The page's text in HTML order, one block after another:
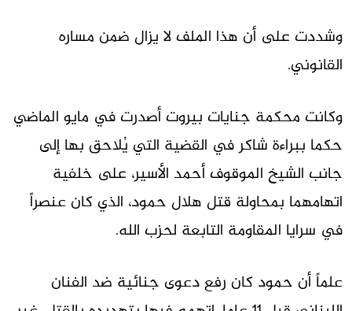
وشددت على أن هذا الملف لا يزال ضمن مساره
القانوني.
وكانت محكمة جنايات بيروت أصدرت في مايو الماضي
حكما ببراءة شاكر في القضية التي يُلاحق بها إلى
جانب الشيخ الموقوف أحمد الأسير، على خلفية
اتهامهما بمحاولة قتل هلال حمود، الذي كان عنصراً
في سرايا المقاومة التابعة لحزب الله.
علماً أن حمود كان رفع دعوى جنائية ضد الفنان